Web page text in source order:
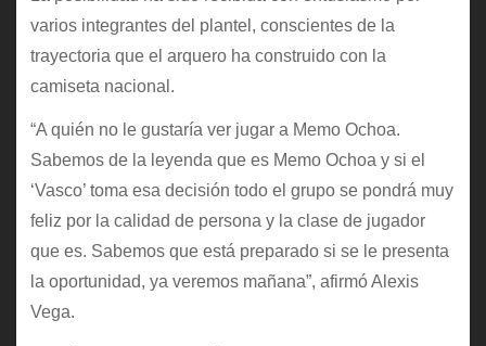
varios integrantes del plantel, conscientes de la
trayectoria que el arquero ha construido con la
camiseta nacional.
“A quién no le gustaría ver jugar a Memo Ochoa.
Sabemos de la leyenda que es Memo Ochoa y si el
‘Vasco’ toma esa decisión todo el grupo se pondrá muy
feliz por la calidad de persona y la clase de jugador
que es. Sabemos que está preparado si se le presenta
la oportunidad, ya veremos mañana”, afirmó Alexis
Vega.